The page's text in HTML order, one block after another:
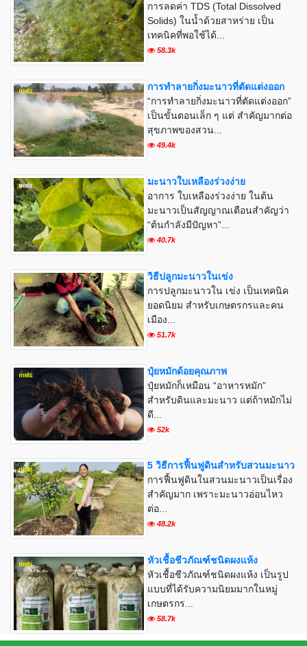
การลดค่า TDS (Total Dissolved
Solids) ในน้ำด้วยสาหร่าย เป็น
เทคนิคที่พอใช้ได้...
58.3k
การทำลายกิ่งมะนาวที่ตัดแต่งออก
“การทำลายกิ่งมะนาวที่ตัดแต่งออก”
เป็นขั้นตอนเล็ก ๆ แต่ สำคัญมากต่อ
สุขภาพของสวน...
49.4k
มะนาวใบเหลืองร่วงง่าย
อาการ ใบเหลืองร่วงง่าย ในต้น
มะนาวเป็นสัญญาณเตือนสำคัญว่า
“ต้นกำลังมีปัญหา”...
40.7k
วิธีปลูกมะนาวในเข่ง
การปลูกมะนาวใน เข่ง เป็นเทคนิค
ยอดนิยม สำหรับเกษตรกรและคน
เมือง...
51.7k
ปุ๋ยหมักด้อยคุณภาพ
ปุ๋ยหมักก็เหมือน “อาหารหมัก”
สำหรับดินและมะนาว แต่ถ้าหมักไม่
ดี...
52k
5 วิธีการฟื้นฟูดินสำหรับสวนมะนาว
การฟื้นฟูดินในสวนมะนาวเป็นเรื่อง
สำคัญมาก เพราะมะนาวอ่อนไหว
ต่อ...
48.2k
หัวเชื้อชีวภัณฑ์ชนิดผงแห้ง
หัวเชื้อชีวภัณฑ์ชนิดผงแห้ง เป็นรูป
แบบที่ได้รับความนิยมมากในหมู่
เกษตรกร...
58.7k